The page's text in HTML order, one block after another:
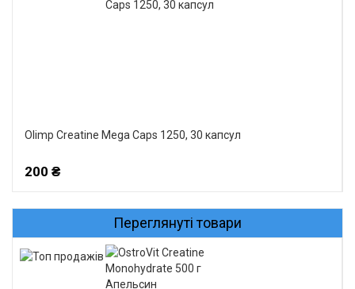
Olimp Creatine Mega Caps 1250, 30 капсул
200 ₴
Переглянуті товари